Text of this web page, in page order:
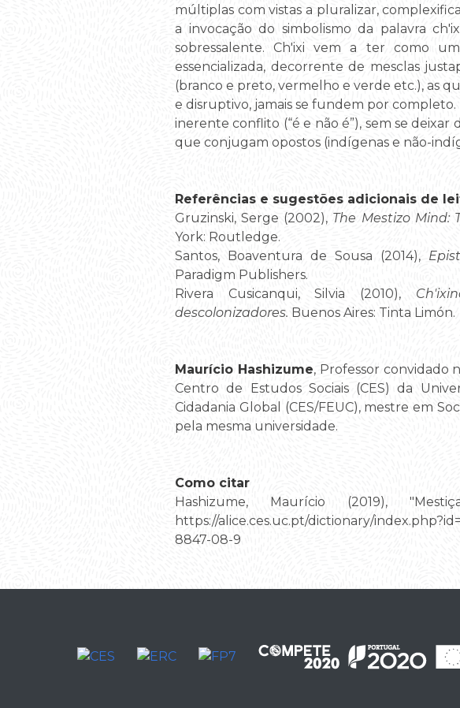
múltiplas com vistas a pluralizar,
a invocação do simbolismo da palavra
sobressalente. Ch'ixi vem a ter como
essencializada, decorrente de mesclas
(branco e preto, vermelho e verde etc.), as
e disruptivo, jamais se fundem por
inerente conflito (“é e não é”), sem se
que conjugam opostos (indígenas e não-
Referências e sugestões adicionais de
Gruzinski, Serge (2002), The Mestizo Mind:
York: Routledge.
Santos, Boaventura de Sousa (2014),
Paradigm Publishers.
Rivera Cusicanqui, Silvia (2010),
descolonizadores. Buenos Aires: Tinta Limón.
Maurício Hashizume, Professor convidado
Centro de Estudos Sociais (CES) da
Cidadania Global (CES/FEUC), mestre em
pela mesma universidade.
Como citar
Hashizume, Maurício (2019),
https://alice.ces.uc.pt/dictionary/
8847-08-9